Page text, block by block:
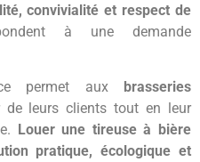
convivialité et respect de
à une demande
permet aux
brasseries
de leurs clients tout en leur
Louer une tireuse à bière
pratique, écologique et